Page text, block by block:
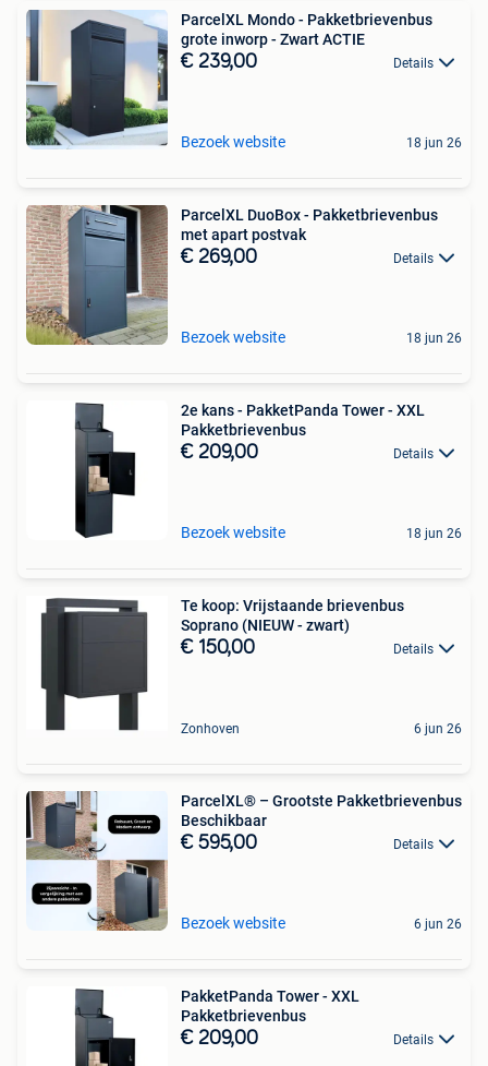
ParcelXL Mondo - Pakketbrievenbus
grote inworp - Zwart ACTIE
€ 239,00 Details
Bezoek website 18 jun 26
ParcelXL DuoBox - Pakketbrievenbus
met apart postvak
€ 269,00 Details
Bezoek website 18 jun 26
2e kans - PakketPanda Tower - XXL
Pakketbrievenbus
€ 209,00 Details
Bezoek website 18 jun 26
Te koop: Vrijstaande brievenbus
Soprano (NIEUW - zwart)
€ 150,00 Details
Zonhoven 6 jun 26
ParcelXL® – Grootste Pakketbrievenbus
Beschikbaar
€ 595,00 Details
Bezoek website 6 jun 26
PakketPanda Tower - XXL
Pakketbrievenbus
€ 209,00 Details